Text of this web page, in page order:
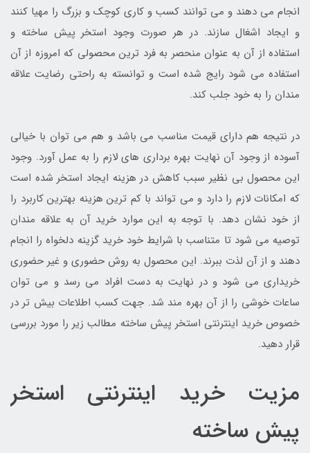
انجام می دهند و می توانند کسب و کاری کوچک و بزرگ را مهیا کنند
و ایجاد اشغال سازند. در هر صورت وجود استخر پیش ساخته و
استفاده از آن به عنوان منحصر به فرد ترین محصولی که امروزه از آن
استفاده می شود رایج شده است و توانسته به راحتی رضایت علاقه
مندان را به خود جلب کند.
در نتیجه هم دارای قیمت مناسب می باشد و هم می توان با خیالی
آسوده از وجود آن نهایت بهره برداری های لازم را به عمل آورد. وجود
این محصول بی نظیر سبب کاهش در هزینه ایجاد استخر شده است
که امکانات لازم را دارد و می تواند با کم ترین هزینه بهترین کاربرد را
از خود نشان دهد. با توجه به این موارد خرید آن به علاقه مندان
توصیه می شود تا متناسب با شرایط خود خرید گزینه دلخواه را انجام
دهند و از آن لذت ببرند. این محصول به روش حضوری و غیر حضوری
خریداری می شود و در نهایت به دست افراد می رسد و می توان
ساعات خوشی را از آن بهره مند شد. جهت کسب اطلاعات بیش تر در
خصوص خرید اینترنتی استخر پیش ساخته مطالب زیر را مورد بررسی
قرار دهید.
مزیت خرید اینترنتی استخر
پیش ساخته